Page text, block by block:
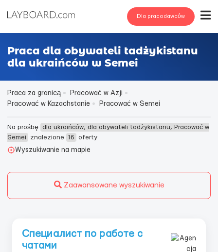
Dla pracodawców
Praca dla obywateli tadżykistanu
dla ukraińców w Semei
Praca za granicą
Pracować w Azji
Pracować w Kazachstanie
Pracować w Semei
Na prośbę dla ukraińców, dla obywateli tadżykistanu, Pracować w
Semei
znalezione 16
oferty
Wyszukiwanie na mapie
Zaawansowane wyszukiwanie
Специалист по работе с
чатами